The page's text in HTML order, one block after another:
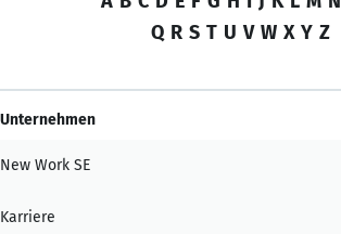
Q R S T U V W X Y Z
Unternehmen
New Work SE
Karriere